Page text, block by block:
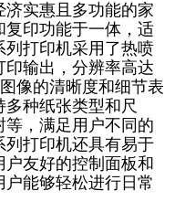
济实惠且多功能的家
复印功能于一体，适
打印机采用了热喷
输出，分辨率高达
像的清晰度和细节表
多种纸张类型和尺
，满足用户不同的
列打印机还具有易于
友好的控制面板和
能够轻松进行日常